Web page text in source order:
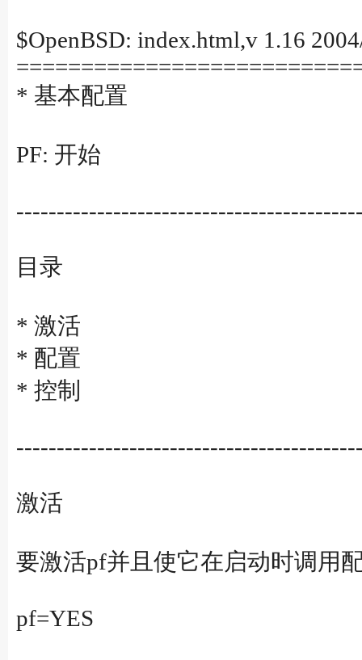
$OpenBSD: index.html,v 1.16
* 基本配置
PF: 开始
目录
* 激活
* 配置
* 控制
激活
要激活pf并且使它在启动时调用
pf=YES